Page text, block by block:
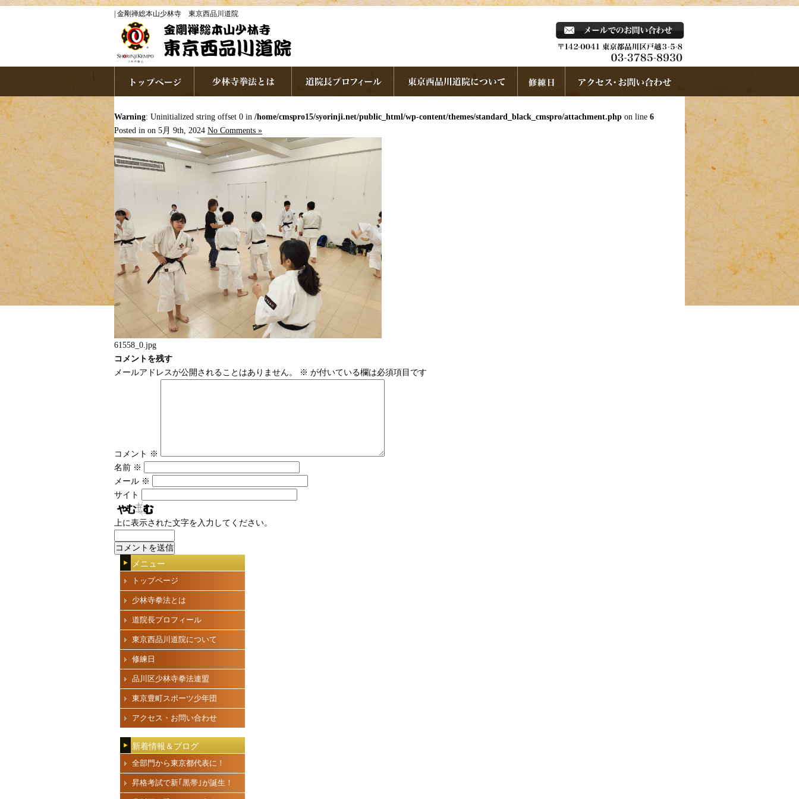
| 金剛禅総本山少林寺 東京西品川道院
Warning: Uninitialized string offset 0 in /home/cmspro15/syorinji.net/public_html/wp-content/themes/standard_black_cmspro/attachment.php on line 6
Posted in on 5月 9th, 2024 No Comments »
61558_0.jpg
コメントを残す
メールアドレスが公開されることはありません。
※ が付いている欄は必須項目です
コメント ※
名前 ※
メール ※
サイト
上に表示された文字を入力してください。
メニュー
トップページ
少林寺拳法とは
道院長プロフィール
東京西品川道院について
修練日
品川区少林寺拳法連盟
東京豊町スポーツ少年団
アクセス・お問い合わせ
新着情報＆ブログ
全部門から東京都代表に！
昇格考試で新｢黒帯｣が誕生！